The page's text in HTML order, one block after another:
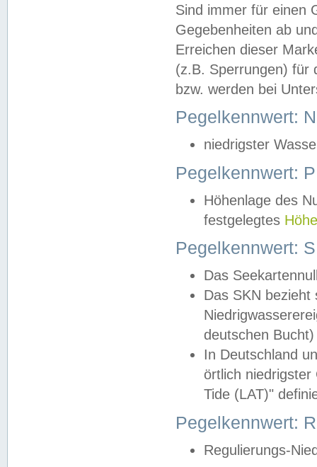
Sind immer für einen
Gegebenheiten ab
Erreichen dieser
(z.B. Sperrungen) für
bzw. werden bei
Pegelkennwert:
niedrigster
Pegelkennwert:
Höhenlage des
festgelegtes
Pegelkennwert:
Das
Das SKN
deutschen
In Deutschland
örtlich
Tide (LAT)"
Pegelkennwert:
Regulierungs-